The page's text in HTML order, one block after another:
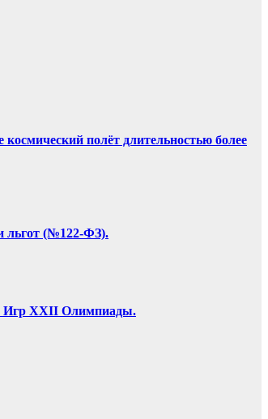
полёт длительностью более
льгот (№122-ФЗ).
Игр XXII Олимпиады.